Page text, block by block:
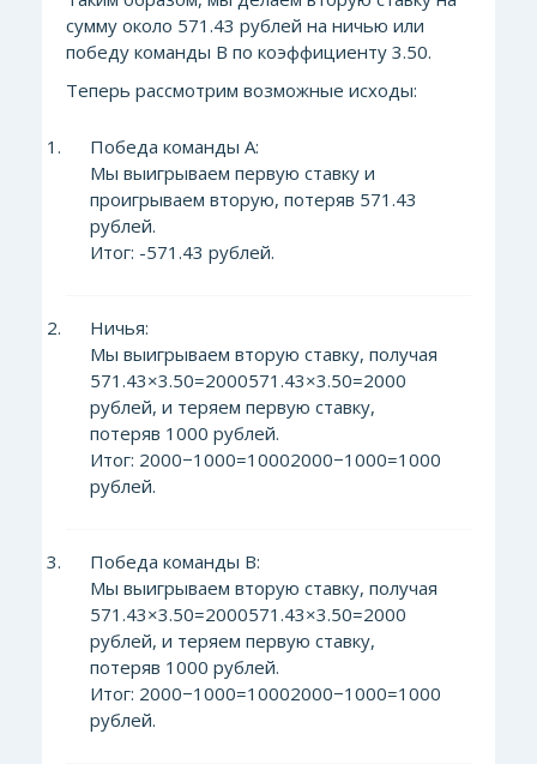
сумму около 571.43 рублей на ничью или
победу команды В по коэффициенту 3.50.
Теперь рассмотрим возможные исходы:
Победа команды А:
Мы выигрываем первую ставку и
проигрываем вторую, потеряв 571.43
рублей.
Итог: -571.43 рублей.
Ничья:
Мы выигрываем вторую ставку, получая
571.43×3.50=2000571.43×3.50=2000
рублей, и теряем первую ставку,
потеряв 1000 рублей.
Итог: 2000−1000=10002000−1000=1000
рублей.
Победа команды В:
Мы выигрываем вторую ставку, получая
571.43×3.50=2000571.43×3.50=2000
рублей, и теряем первую ставку,
потеряв 1000 рублей.
Итог: 2000−1000=10002000−1000=1000
рублей.